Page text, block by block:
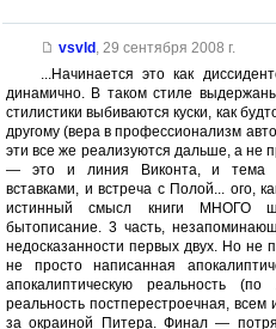
vsvld , 29 сентября 2008 г.
...Начинается это как
динамично. В таком стиле
стилистики выбиваются куски, как
другому (вера в профессионализм
эти все же реализуются дальше, а не
— это и линия Виконта, и тема
вставками, и встреча с Полой... ого,
истинный смысл книги МНОГО
бытописание. 3 часть,
недосказанности первых двух. Но не
не просто написанная
апокалиптическую реальность
реальность постперестроечная, всем
за окраиной Питера. Финал —